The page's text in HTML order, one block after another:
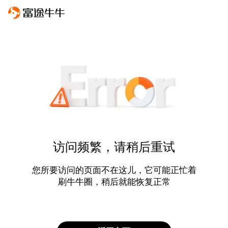
访问频繁，请稍后重试
您所要访问的页面不在这儿，它可能正忙着
刷牛牛圈，稍后就能恢复正常